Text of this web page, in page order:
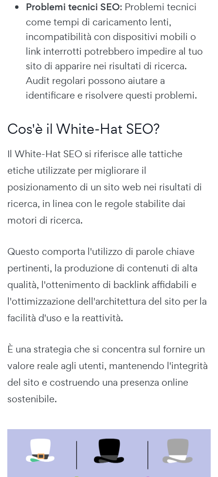
Problemi tecnici SEO: Problemi tecnici
come tempi di caricamento lenti,
incompatibilità con dispositivi mobili o
link interrotti potrebbero impedire al tuo
sito di apparire nei risultati di ricerca.
Audit regolari possono aiutare a
identificare e risolvere questi problemi.
Cos'è il White-Hat SEO?
Il White-Hat SEO si riferisce alle tattiche
etiche utilizzate per migliorare il
posizionamento di un sito web nei risultati di
ricerca, in linea con le regole stabilite dai
motori di ricerca.
Questo comporta l'utilizzo di parole chiave
pertinenti, la produzione di contenuti di alta
qualità, l'ottenimento di backlink affidabili e
l'ottimizzazione dell'architettura del sito per la
facilità d'uso e la reattività.
È una strategia che si concentra sul fornire un
valore reale agli utenti, mantenendo l'integrità
del sito e costruendo una presenza online
sostenibile.